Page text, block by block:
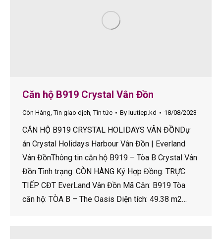
Căn hộ B919 Crystal Vân Đồn
Còn Hàng,Tin giao dịch,Tin tức By luutiep.kd 18/08/2023
CĂN HỘ B919 CRYSTAL HOLIDAYS VÂN ĐỒNDự
án Crystal Holidays Harbour Vân Đồn | Everland
Vân ĐồnThông tin căn hộ B919 – Tòa B Crystal Vân
Đồn Tình trạng: CÒN HÀNG Ký Hợp Đồng: TRỰC
TIẾP CĐT EverLand Vân Đồn Mã Căn: B919 Tòa
căn hộ: TÒA B – The Oasis Diện tích: 49.38 m2…